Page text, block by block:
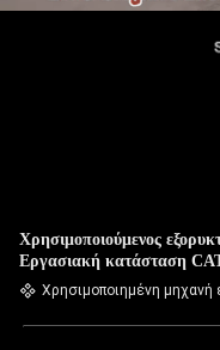
Χρησιμοποιούμενος
Εργασιακή κατάσταση
Χρησιμοποιημένη